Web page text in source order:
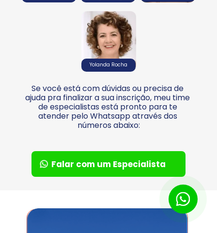
Yolanda Rocha
Se você está com dúvidas ou precisa de
ajuda pra finalizar a sua inscrição, meu time
de especialistas está pronto para te
atender pelo Whatsapp através dos
números abaixo:
Falar com um Especialista